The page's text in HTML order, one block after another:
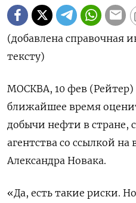
(добавлена справочная
тексту)
МОСКВА, 10 фев
ближайшее время
добычи нефти в стране,
агентства со ссылкой
Александра Новака.
«Да, есть такие риски.